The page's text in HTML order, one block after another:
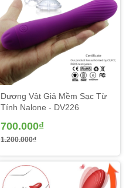
Dương Vật Giả Mềm Sạc Từ
Tính Nalone - DV226
700.000₫
1.200.000₫